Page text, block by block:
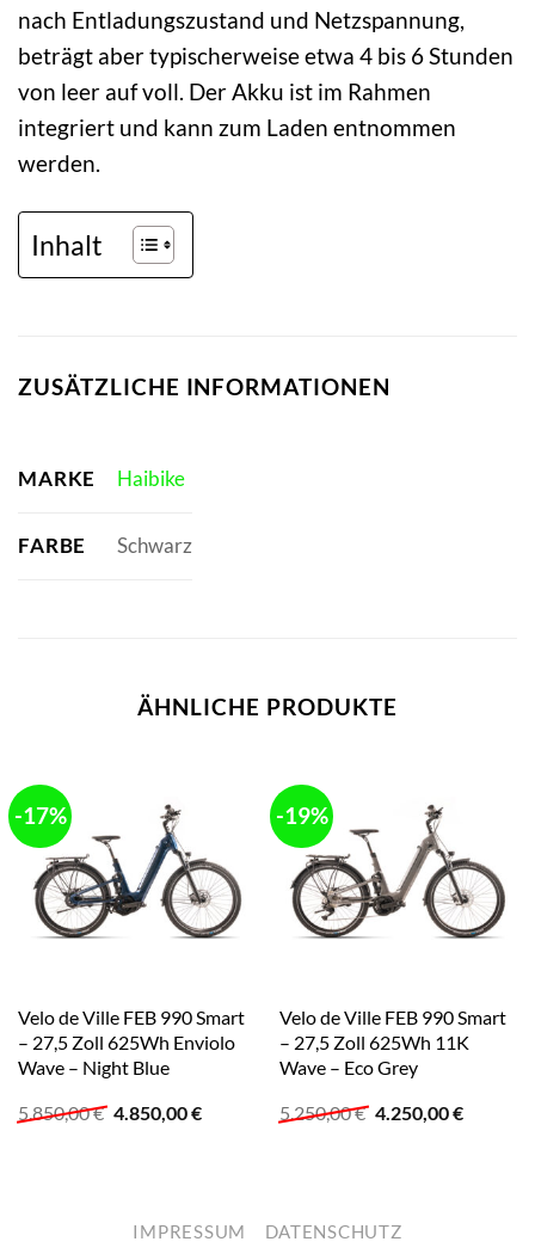
nach Entladungszustand und Netzspannung,
beträgt aber typischerweise etwa 4 bis 6 Stunden
von leer auf voll. Der Akku ist im Rahmen
integriert und kann zum Laden entnommen
werden.
Inhalt
ZUSÄTZLICHE INFORMATIONEN
MARKE Haibike
FARBE Schwarz
ÄHNLICHE PRODUKTE
-17%
Velo de Ville FEB 990 Smart
– 27,5 Zoll 625Wh Enviolo
Wave – Night Blue
5.850,00€ Ursprünglicher
4.850,00€Aktueller
-19%
Velo de Ville FEB 990 Smart
– 27,5 Zoll 625Wh 11K
Wave – Eco Grey
5.250,00€ Ursprünglicher
4.250,00€
IMPRESSUM DATENSCHUTZ